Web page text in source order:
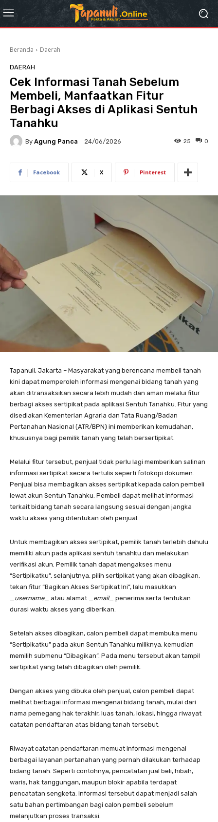
Beranda Daerah
DAERAH
Cek Informasi Tanah Sebelum
Membeli, Manfaatkan Fitur
Berbagi Akses di Aplikasi Sentuh
Tanahku
By Agung Panca 24/06/2026 0
25
Facebook X Pinterest
Tapanuli, Jakarta – Masyarakat yang berencana membeli tanah
kini dapat memperoleh informasi mengenai bidang tanah yang
akan ditransaksikan secara lebih mudah dan aman melalui fitur
berbagi akses sertipikat pada aplikasi Sentuh Tanahku. Fitur yang
disediakan Kementerian Agraria dan Tata Ruang/Badan
Pertanahan Nasional (ATR/BPN) ini memberikan kemudahan,
khususnya bagi pemilik tanah yang telah bersertipikat.
Melalui fitur tersebut, penjual tidak perlu lagi memberikan salinan
informasi sertipikat secara tertulis seperti fotokopi dokumen.
Penjual bisa membagikan akses sertipikat kepada calon pembeli
lewat akun Sentuh Tanahku. Pembeli dapat melihat informasi
terkait bidang tanah secara langsung sesuai dengan jangka
waktu akses yang ditentukan oleh penjual.
Untuk membagikan akses sertipikat, pemilik tanah terlebih dahulu
memiliki akun pada aplikasi sentuh tanahku dan melakukan
verifikasi akun. Pemilik tanah dapat mengakses menu
“Sertipikatku”, selanjutnya, pilih sertipikat yang akan dibagikan,
tekan fitur “Bagikan Akses Sertipikat Ini”, lalu masukkan
username_ atau alamat _ email_ penerima serta tentukan
durasi waktu akses yang diberikan.
Setelah akses dibagikan, calon pembeli dapat membuka menu
“Sertipikatku” pada akun Sentuh Tanahku miliknya, kemudian
memilih submenu “Dibagikan”. Pada menu tersebut akan tampil
sertipikat yang telah dibagikan oleh pemilik.
Dengan akses yang dibuka oleh penjual, calon pembeli dapat
melihat berbagai informasi mengenai bidang tanah, mulai dari
nama pemegang hak terakhir, luas tanah, lokasi, hingga riwayat
catatan pendaftaran atas bidang tanah tersebut.
Riwayat catatan pendaftaran memuat informasi mengenai
berbagai layanan pertanahan yang pernah dilakukan terhadap
bidang tanah. Seperti contohnya, pencatatan jual beli, hibah,
waris, hak tanggungan, maupun blokir apabila terdapat
pencatatan sengketa. Informasi tersebut dapat menjadi salah
satu bahan pertimbangan bagi calon pembeli sebelum
melanjutkan proses transaksi.